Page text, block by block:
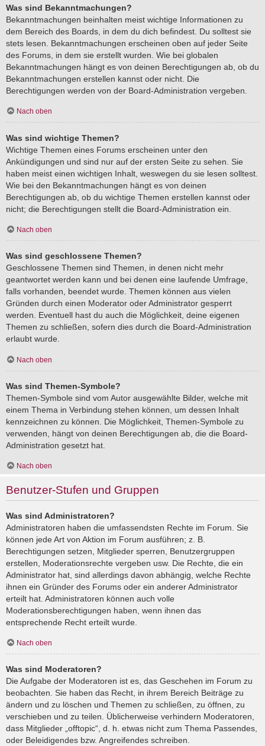
Was sind Bekanntmachungen?
Bekanntmachungen beinhalten meist wichtige Informationen zu
dem Bereich des Boards, in dem du dich befindest. Du solltest sie
stets lesen. Bekanntmachungen erscheinen oben auf jeder Seite
des Forums, in dem sie erstellt wurden. Wie bei globalen
Bekanntmachungen hängt es von deinen Berechtigungen ab, ob du
Bekanntmachungen erstellen kannst oder nicht. Die
Berechtigungen werden von der Board-Administration vergeben.
Nach oben
Was sind wichtige Themen?
Wichtige Themen eines Forums erscheinen unter den
Ankündigungen und sind nur auf der ersten Seite zu sehen. Sie
haben meist einen wichtigen Inhalt, weswegen du sie lesen solltest.
Wie bei den Bekanntmachungen hängt es von deinen
Berechtigungen ab, ob du wichtige Themen erstellen kannst oder
nicht; die Berechtigungen stellt die Board-Administration ein.
Nach oben
Was sind geschlossene Themen?
Geschlossene Themen sind Themen, in denen nicht mehr
geantwortet werden kann und bei denen eine laufende Umfrage,
falls vorhanden, beendet wurde. Themen können aus vielen
Gründen durch einen Moderator oder Administrator gesperrt
werden. Eventuell hast du auch die Möglichkeit, deine eigenen
Themen zu schließen, sofern dies durch die Board-Administration
erlaubt wurde.
Nach oben
Was sind Themen-Symbole?
Themen-Symbole sind vom Autor ausgewählte Bilder, welche mit
einem Thema in Verbindung stehen können, um dessen Inhalt
kennzeichnen zu können. Die Möglichkeit, Themen-Symbole zu
verwenden, hängt von deinen Berechtigungen ab, die die Board-
Administration gesetzt hat.
Nach oben
Benutzer-Stufen und Gruppen
Was sind Administratoren?
Administratoren haben die umfassendsten Rechte im Forum. Sie
können jede Art von Aktion im Forum ausführen; z. B.
Berechtigungen setzen, Mitglieder sperren, Benutzergruppen
erstellen, Moderationsrechte vergeben usw. Die Rechte, die ein
Administrator hat, sind allerdings davon abhängig, welche Rechte
ihnen ein Gründer des Forums oder ein anderer Administrator
erteilt hat. Administratoren können auch volle
Moderationsberechtigungen haben, wenn ihnen das
entsprechende Recht erteilt wurde.
Nach oben
Was sind Moderatoren?
Die Aufgabe der Moderatoren ist es, das Geschehen im Forum zu
beobachten. Sie haben das Recht, in ihrem Bereich Beiträge zu
ändern und zu löschen und Themen zu schließen, zu öffnen, zu
verschieben und zu teilen. Üblicherweise verhindern Moderatoren,
dass Mitglieder „offtopic“, d. h. etwas nicht zum Thema Passendes,
oder Beleidigendes bzw. Angreifendes schreiben.